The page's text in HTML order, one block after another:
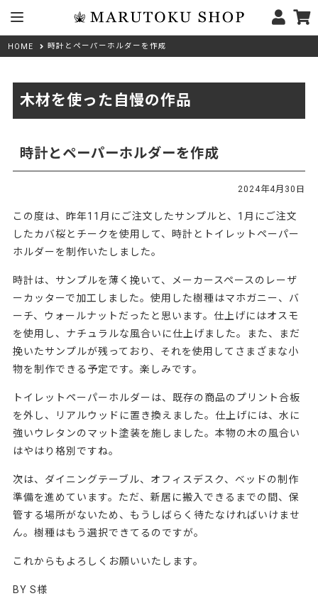
HOME 時計とペーパーホルダーを作成
木材を使った自慢の作品
時計とペーパーホルダーを作成
2024年4月30日
この度は、昨年11月にご注文したサンプルと、1月にご注文
したカバ桜とチークを使用して、時計とトイレットペーパー
ホルダーを制作いたしました。
時計は、サンプルを薄く挽いて、メーカースペースのレーザ
ーカッターで加工しました。使用した樹種はマホガニー、バ
ーチ、ウォールナットだったと思います。仕上げにはオスモ
を使用し、ナチュラルな風合いに仕上げました。また、まだ
挽いたサンプルが残っており、それを使用してさまざまな小
物を制作できる予定です。楽しみです。
トイレットペーパーホルダーは、既存の商品のプリント合板
を外し、リアルウッドに置き換えました。仕上げには、水に
強いウレタンのマット塗装を施しました。本物の木の風合い
はやはり格別ですね。
次は、ダイニングテーブル、オフィスデスク、ベッドの制作
準備を進めています。ただ、新居に搬入できるまでの間、保
管する場所がないため、もうしばらく待たなければいけませ
ん。樹種はもう選択できてるのですが。
これからもよろしくお願いいたします。
BY S様